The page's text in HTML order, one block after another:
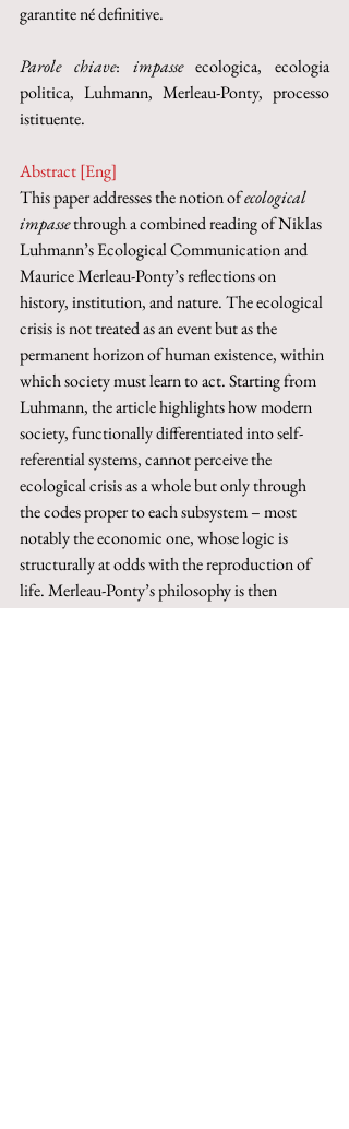
garantite né definitive.
Parole chiave: impasse ecologica, ecologia
politica, Luhmann, Merleau-Ponty, processo
istituente.
Abstract [Eng]
This paper addresses the notion of ecological
impasse through a combined reading of Niklas
Luhmann’s Ecological Communication and
Maurice Merleau-Ponty’s reflections on
history, institution, and nature. The ecological
crisis is not treated as an event but as the
permanent horizon of human existence, within
which society must learn to act. Starting from
Luhmann, the article highlights how modern
society, functionally differentiated into self-
referential systems, cannot perceive the
ecological crisis as a whole but only through
the codes proper to each subsystem – most
notably the economic one, whose logic is
structurally at odds with the reproduction of
life. Merleau-Ponty’s philosophy is then